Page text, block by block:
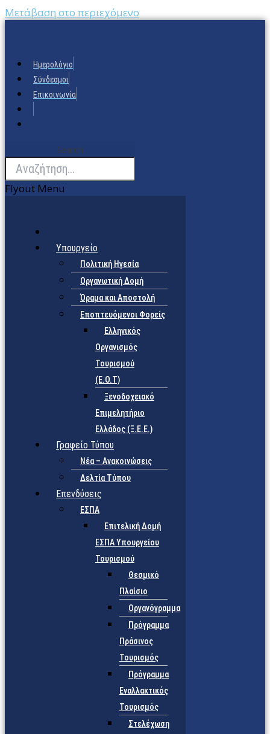
Μετάβαση στο περιεχόμενο
Ημερολόγιο
Σύνδεσμοι
Επικοινωνία
Search
Flyout Menu
Υπουργείο
Πολιτική Ηγεσία
Οργανωτική Δομή
Όραμα και Αποστολή
Εποπτευόμενοι Φορείς
Eλληνικός
Οργανισμός
Τουρισμού
(Ε.Ο.Τ)
Ξενοδοχειακό
Επιμελητήριο
Ελλάδος (Ξ.Ε.Ε.)
Γραφείο Τύπου
Νέα – Ανακοινώσεις
Δελτία Τύπου
Επενδύσεις
ΕΣΠΑ
Επιτελική Δομή
ΕΣΠΑ Υπουργείου
Τουρισμού
Θεσμικό
Πλαίσιο
Οργανόγραμμα
Πρόγραμμα
Πράσινος
Τουρισμός
Πρόγραμμα
Εναλλακτικός
Τουρισμός
Στελέχωση